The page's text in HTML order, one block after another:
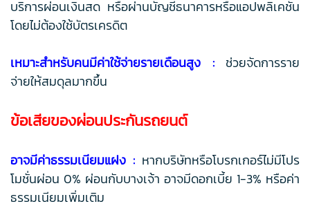
บริการผ่อนเงินสด หรือผ่านบัญชีธนาคารหรือแอปพลิเคชัน
โดยไม่ต้องใช้บัตรเครดิต
เหมาะสำหรับคนมีค่าใช้จ่ายรายเดือนสูง :
ช่วยจัดการราย
จ่ายให้สมดุลมากขึ้น
ข้อเสียของผ่อนประกันรถยนต์
อาจมีค่าธรรมเนียมแฝง : หากบริษัทหรือโบรกเกอร์ไม่มีโปร
โมชั่นผ่อน 0% ผ่อนกับบางเจ้า อาจมีดอกเบี้ย 1-3% หรือค่า
ธรรมเนียมเพิ่มเติม